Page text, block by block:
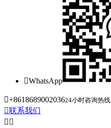
WhatsApp
+861868900203624小时咨询热线
联系我们
 